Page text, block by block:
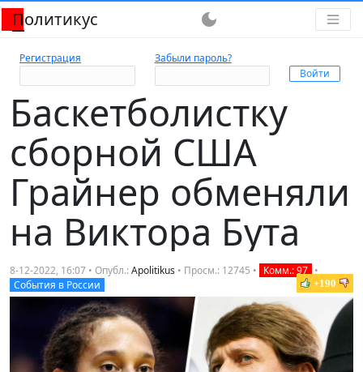
Политикус dark_mode
Регистрация Забыли пароль?
Баскетболистку
сборной США
Грайнер обменяли
на Виктора Бута
8-12-2022, 16:07 • Опубл.:Apolitikus • Просм.: 12745 • Комм.: 97 •
События в России
+190